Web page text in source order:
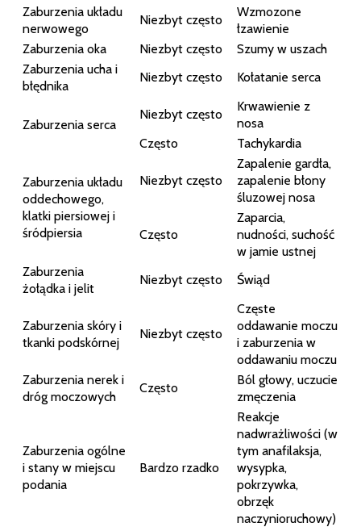
Zaburzenia układu
nerwowego
Niezbyt często
Wzmozone
łzawienie
Zaburzenia oka
Niezbyt często
Szumy w uszach
Zaburzenia ucha i
błędnika
Niezbyt często Kołatanie serca
Zaburzenia serca
Niezbyt często
Krwawienie z
nosa
Często
Tachykardia
Zaburzenia układu
oddechowego,
klatki piersiowej i
śródpiersia
Niezbyt często
Zapalenie gardła,
zapalenie błony
śluzowej nosa
Często
Zaparcia,
nudności, suchość
w jamie ustnej
Zaburzenia
żołądka i jelit
Niezbyt często Świąd
Zaburzenia skóry i
tkanki podskórnej
Niezbyt często
Częste
oddawanie moczu
i zaburzenia w
oddawaniu moczu
Zaburzenia nerek i
dróg moczowych
Często
Ból głowy, uczucie
zmęczenia
Zaburzenia ogólne
i stany w miejscu
podania
Bardzo rzadko
Reakcje
nadwrażliwości (w
tym anafilaksja,
wysypka,
pokrzywka,
obrzęk
naczynioruchowy)